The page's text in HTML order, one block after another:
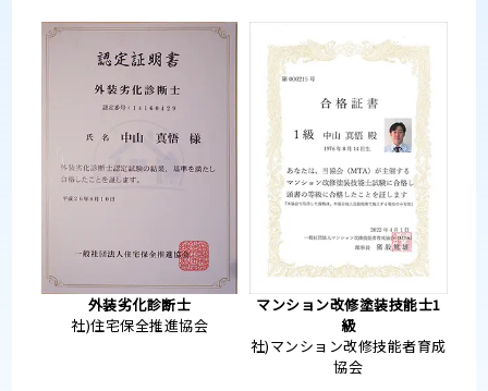
外装劣化診断士
社)住宅保全推進協会
マンション改修塗装技能士1
級
社)マンション改修技能者育成
協会